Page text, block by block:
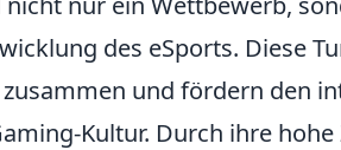
des eSports. Diese
und fördern den
Kultur. Durch ihre hohe